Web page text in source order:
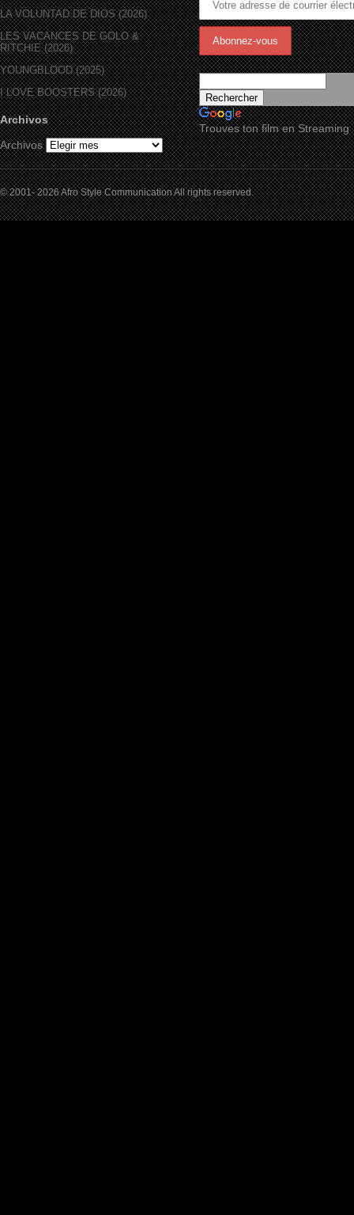
LA VOLUNTAD DE DIOS (2026)
LES VACANCES DE GOLO &
RITCHIE (2026)
YOUNGBLOOD (2025)
I LOVE BOOSTERS (2026)
Archivos
Archivos
Trouves ton film en Streaming
© 2001- 2026 Afro Style Communication All rights reserved.